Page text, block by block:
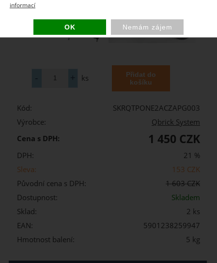
ks
Kód:
SKRQTPONE2ACZAPG003
Výrobce:
Qbrick System
Cena s DPH:
1 450 CZK
DPH:
21 %
Sleva:
153 CZK
Původní cena s DPH:
1 603 CZK
Dostupnost:
Skladem
Sklad:
2 ks
EAN:
5901238259947
Hmotnost balení:
5 kg
informací